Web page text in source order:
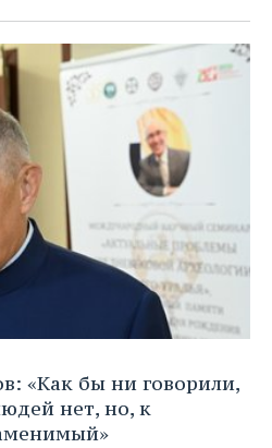
«Как бы ни говорили,
нет, но, к